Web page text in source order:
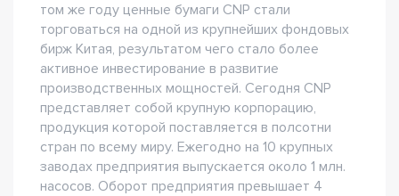
том же году ценные бумаги CNP стали
торговаться на одной из крупнейших фондовых
бирж Китая, результатом чего стало более
активное инвестирование в развитие
производственных мощностей. Сегодня CNP
представляет собой крупную корпорацию,
продукция которой поставляется в полсотни
стран по всему миру. Ежегодно на 10 крупных
заводах предприятия выпускается около 1 млн.
насосов. Оборот предприятия превышает 4